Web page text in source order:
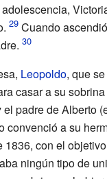
Cuando
Leopoldo, que
casar a su
padre de Alberto
convenció a su
con el
ningún tipo de